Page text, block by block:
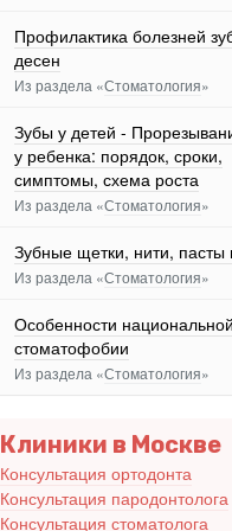
Профилактика болезней
десен
Из раздела «Стоматология»
Зубы у детей -
у ребенка: порядок, сроки,
симптомы, схема роста
Из раздела «Стоматология»
Зубные щетки, нити, пасты
Из раздела «Стоматология»
Особенности
стоматофобии
Из раздела «Стоматология»
Клиники в Москве
Консультация ортодонта
Консультация пародонтолога
Консультация стоматолога